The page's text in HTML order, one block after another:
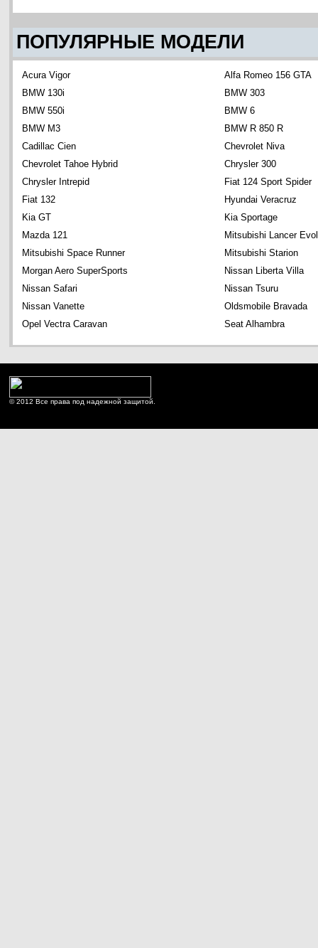
ПОПУЛЯРНЫЕ МОДЕЛИ
Acura Vigor
Alfa Romeo 156 GTA
BMW 130i
BMW 303
BMW 550i
BMW 6
BMW M3
BMW R 850 R
Cadillac Cien
Chevrolet Niva
Chevrolet Tahoe Hybrid
Chrysler 300
Chrysler Intrepid
Fiat 124 Sport Spider
Fiat 132
Hyundai Veracruz
Kia GT
Kia Sportage
Mazda 121
Mitsubishi Lancer
Mitsubishi Space Runner
Mitsubishi Starion
Morgan Aero SuperSports
Nissan Liberta Villa
Nissan Safari
Nissan Tsuru
Nissan Vanette
Oldsmobile Bravada
Opel Vectra Caravan
Seat Alhambra
© 2012 Все права под надежной защитой.